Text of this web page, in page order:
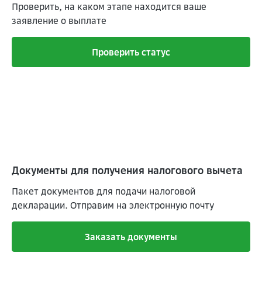
Проверить, на каком этапе находится ваше
заявление о выплате
Проверить статус
Документы для получения налогового вычета
Пакет документов для подачи налоговой
декларации. Отправим на электронную почту
Заказать документы